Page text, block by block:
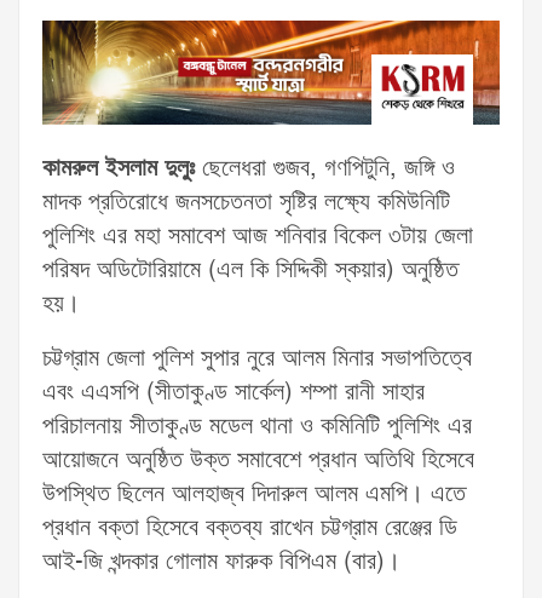
কামরুল ইসলাম দুলু্ঃছেলেধরা গুজব, গণপিটুনি, জঙ্গি ও
মাদক প্রতিরোধে জনসচেতনতা সৃষ্টির লক্ষ্যে কমিউনিটি
পুলিশিং এর মহা সমাবেশ আজ শনিবার বিকেল ৩টায় জেলা
পরিষদ অডিটোরিয়ামে (এল কি সিদ্দিকী স্কয়ার) অনুষ্ঠিত
হয়।
চট্টগ্রাম জেলা পুলিশ সুপার নুরে আলম মিনার সভাপতিত্বে
এবং এএসপি (সীতাকুণ্ড সার্কেল) শম্পা রানী সাহার
পরিচালনায় সীতাকুণ্ড মডেল থানা ও কমিনিটি পুলিশিং এর
আয়োজনে অনুষ্ঠিত উক্ত সমাবেশে প্রধান অতিথি হিসেবে
উপস্থিত ছিলেন আলহাজ্ব দিদারুল আলম এমপি। এতে
প্রধান বক্তা হিসেবে বক্তব্য রাখেন চট্টগ্রাম রেঞ্জের ডি
আই-জি খন্দকার গোলাম ফারুক বিপিএম (বার)।